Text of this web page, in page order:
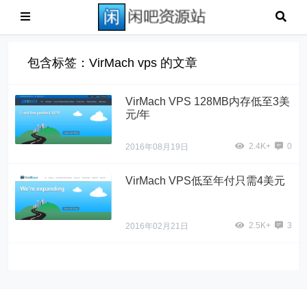
包含标签：VirMach vps 的文章
VirMach VPS 128MB内存低至3美
元/年
2016年08月19日 2.4K+ 0
VirMach VPS低至年付只需4美元
2016年02月21日 2.5K+ 3